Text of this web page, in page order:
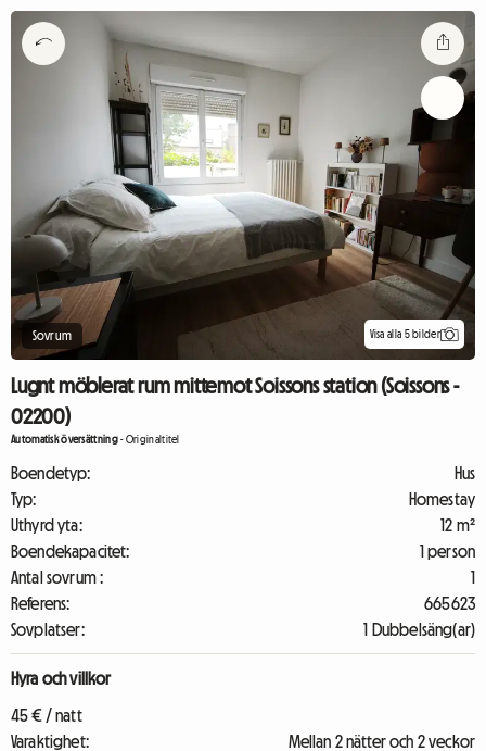
Sovrum Visa alla 5 bilder
Lugnt möblerat rum mittemot Soissons station (Soissons -
02200)
Automatisk översättning-Originaltitel
Boendetyp:
Hus
Typ:
Homestay
Uthyrd yta:
12 m²
Boendekapacitet:
1 person
Antal sovrum :
1
Referens:
665623
Sovplatser:
1 Dubbelsäng(ar)
Hyra och villkor
45 € / natt
Varaktighet:
Mellan 2 nätter och 2 veckor